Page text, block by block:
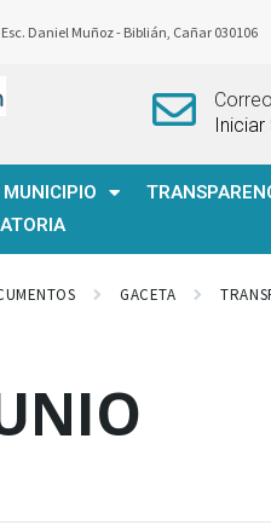
Daniel Muñoz - Biblián, Cañar 030106
Correo
Iniciar
MUNICIPIO
GACETA